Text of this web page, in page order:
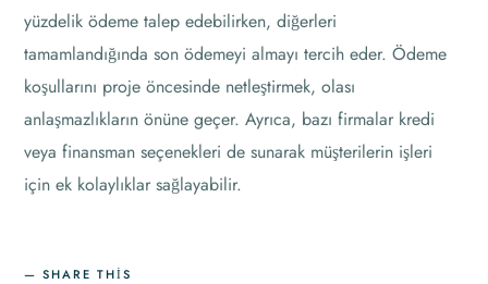
yüzdelik ödeme talep edebilirken, diğerleri
tamamlandığında son ödemeyi almayı tercih eder. Ödeme
koşullarını proje öncesinde netleştirmek, olası
anlaşmazlıkların önüne geçer. Ayrıca, bazı firmalar kredi
veya finansman seçenekleri de sunarak müşterilerin işleri
için ek kolaylıklar sağlayabilir.
SHARE THIS